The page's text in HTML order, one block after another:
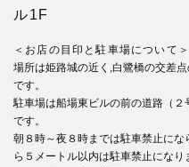
ル1F
＜お店の目印と駐車場について＞
場所は姫路城の近く,白鷺橋の交差
です。
駐車場は船場東ビルの前の道路（
です。
朝８時～夜８時までは駐車禁止に
ら５メートル以内は駐車禁止にな